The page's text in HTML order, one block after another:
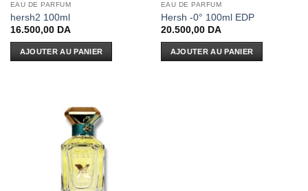
EAU DE PARFUM
hersh2 100ml
16.500,00 DA
AJOUTER AU PANIER
EAU DE PARFUM
Hersh -0° 100ml EDP
20.500,00 DA
AJOUTER AU PANIER